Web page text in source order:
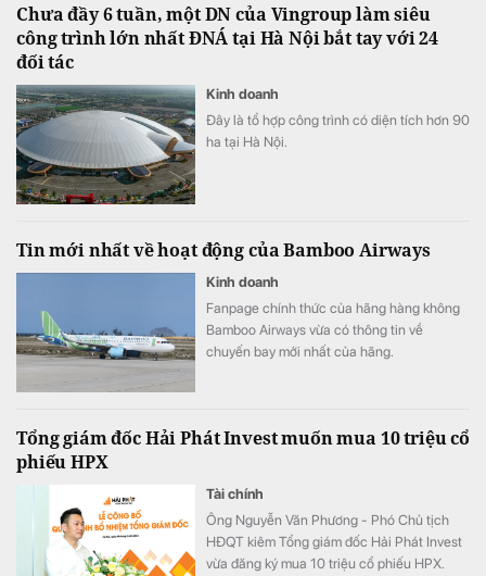
Chưa đầy 6 tuần, một DN của Vingroup làm siêu
công trình lớn nhất ĐNÁ tại Hà Nội bắt tay với 24
đối tác
Kinh doanh
Đây là tổ hợp công trình có diện tích hơn 90
ha tại Hà Nội.
Tin mới nhất về hoạt động của Bamboo Airways
Kinh doanh
Fanpage chính thức của hãng hàng không
Bamboo Airways vừa có thông tin về
chuyến bay mới nhất của hãng.
Tổng giám đốc Hải Phát Invest muốn mua 10 triệu cổ
phiếu HPX
Tài chính
Ông Nguyễn Văn Phương - Phó Chủ tịch
HĐQT kiêm Tổng giám đốc Hải Phát Invest
vừa đăng ký mua 10 triệu cổ phiếu HPX.